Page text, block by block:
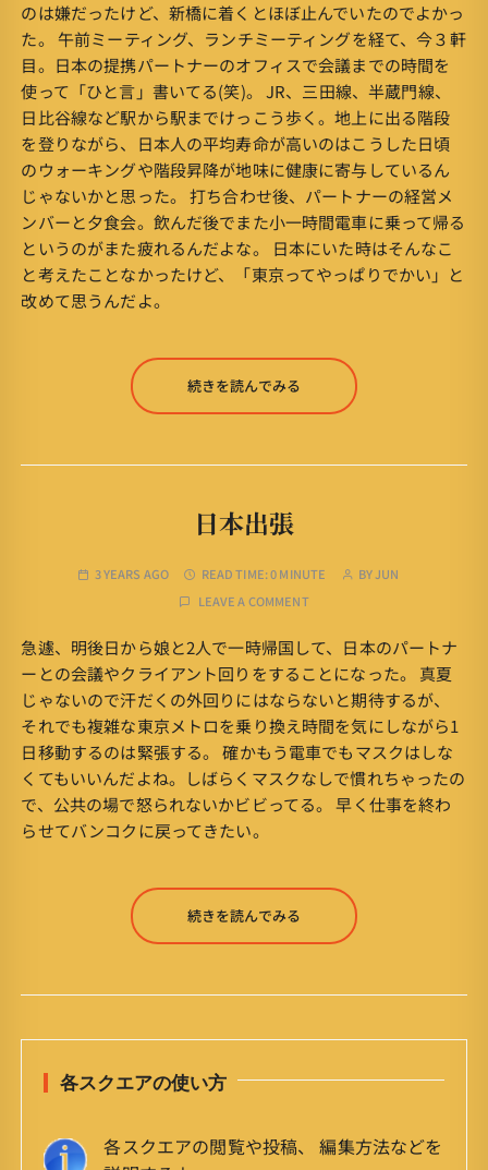
のは嫌だったけど、新橋に着くとほぼ止んでいたのでよかっ
た。 午前ミーティング、ランチミーティングを経て、今３軒
目。日本の提携パートナーのオフィスで会議までの時間を
使って「ひと言」書いてる(笑)。 JR、三田線、半蔵門線、
日比谷線など駅から駅までけっこう歩く。地上に出る階段
を登りながら、日本人の平均寿命が高いのはこうした日頃
のウォーキングや階段昇降が地味に健康に寄与しているん
じゃないかと思った。 打ち合わせ後、パートナーの経営メ
ンバーと夕食会。飲んだ後でまた小一時間電車に乗って帰る
というのがまた疲れるんだよな。 日本にいた時はそんなこ
と考えたことなかったけど、「東京ってやっぱりでかい」と
改めて思うんだよ。
続きを読んでみる
日本出張
3 YEARS AGO READ TIME:0 MINUTE BYJUN
LEAVE A COMMENT
急遽、明後日から娘と2人で一時帰国して、日本のパートナ
ーとの会議やクライアント回りをすることになった。 真夏
じゃないので汗だくの外回りにはならないと期待するが、
それでも複雑な東京メトロを乗り換え時間を気にしながら1
日移動するのは緊張する。 確かもう電車でもマスクはしな
くてもいいんだよね。しばらくマスクなしで慣れちゃったの
で、公共の場で怒られないかビビってる。 早く仕事を終わ
らせてバンコクに戻ってきたい。
続きを読んでみる
各スクエアの使い方
各スクエアの閲覧や投稿、 編集方法などを